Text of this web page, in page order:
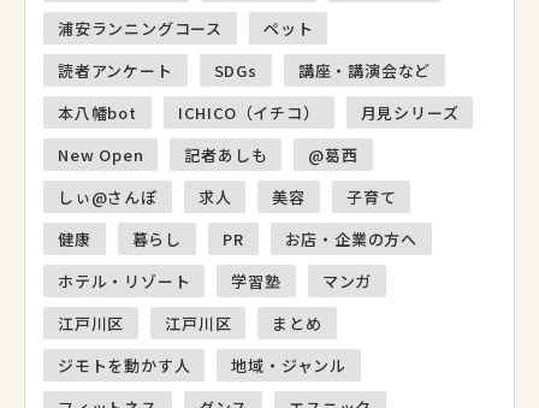
浦安ランニングコース
ペット
読者アンケート
SDGs
講座・講演会など
本八幡bot
ICHICO（イチコ）
月見シリーズ
New Open
記者あしも
@葛西
しぃ@さんぽ
求人 美容
子育て
健康
暮らし PR
お店・企業の方へ
ホテル・リゾート
学習塾
マンガ
江戸川区
江戸川区
まとめ
ジモトを動かす人
地域・ジャンル